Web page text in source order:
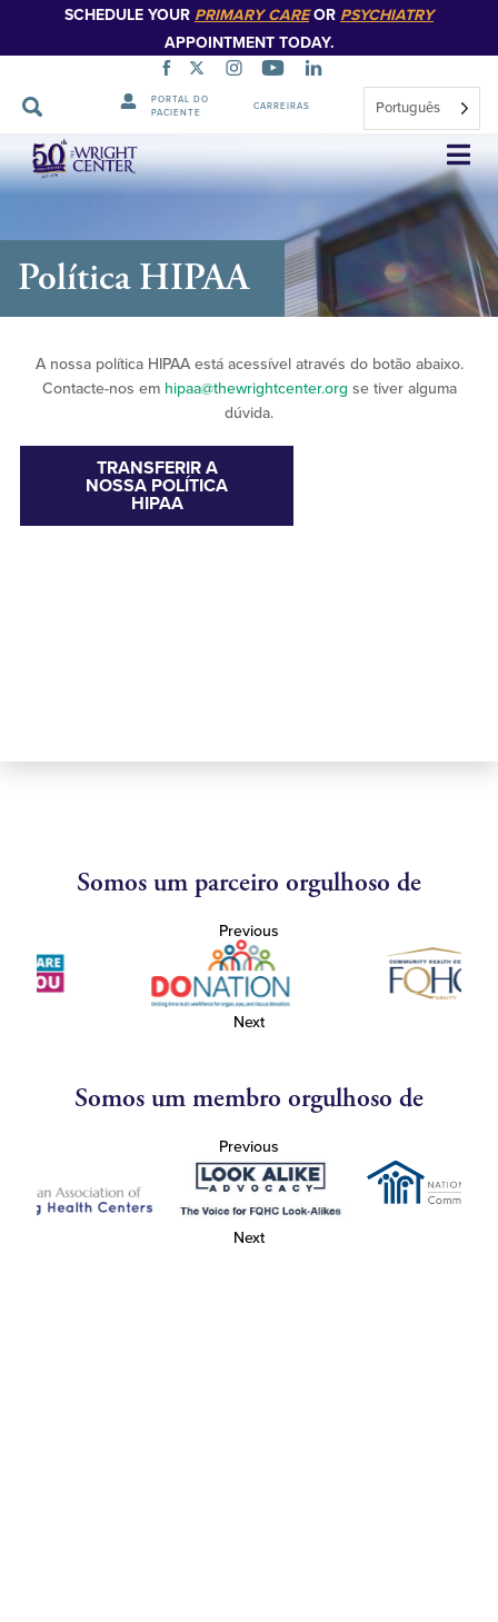
SCHEDULE YOUR PRIMARY CAREOR PSYCHIATRY
APPOINTMENT TODAY.
PORTAL DO
PACIENTE
CARREIRAS Português
Saltar
navegação
Política HIPAA
A nossa política HIPAA está acessível através do botão abaixo.
Contacte-nos em hipaa@thewrightcenter.org se tiver alguma
dúvida.
TRANSFERIR A
NOSSA POLÍTICA
HIPAA
Somos um parceiro orgulhoso de
Previous
Next
Somos um membro orgulhoso de
Previous
Next